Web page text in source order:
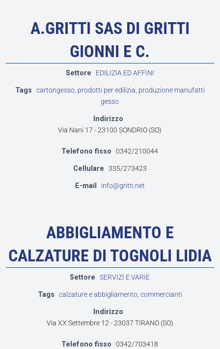
A.GRITTI SAS DI GRITTI
GIONNI E C.
Settore EDILIZIA ED AFFINI
Tags cartongesso, prodotti per edilizia, produzione manufatti
gesso
Indirizzo
Via Nani 17 - 23100 SONDRIO (SO)
Telefono fisso 0342/210044
Cellulare 335/273423
E-mail info@gritti.net
ABBIGLIAMENTO E
CALZATURE DI TOGNOLI LIDIA
Settore SERVIZI E VARIE
Tags calzature e abbigliamento, commercianti
Indirizzo
Via XX Settembre 12 - 23037 TIRANO (SO)
Telefono fisso 0342/703418